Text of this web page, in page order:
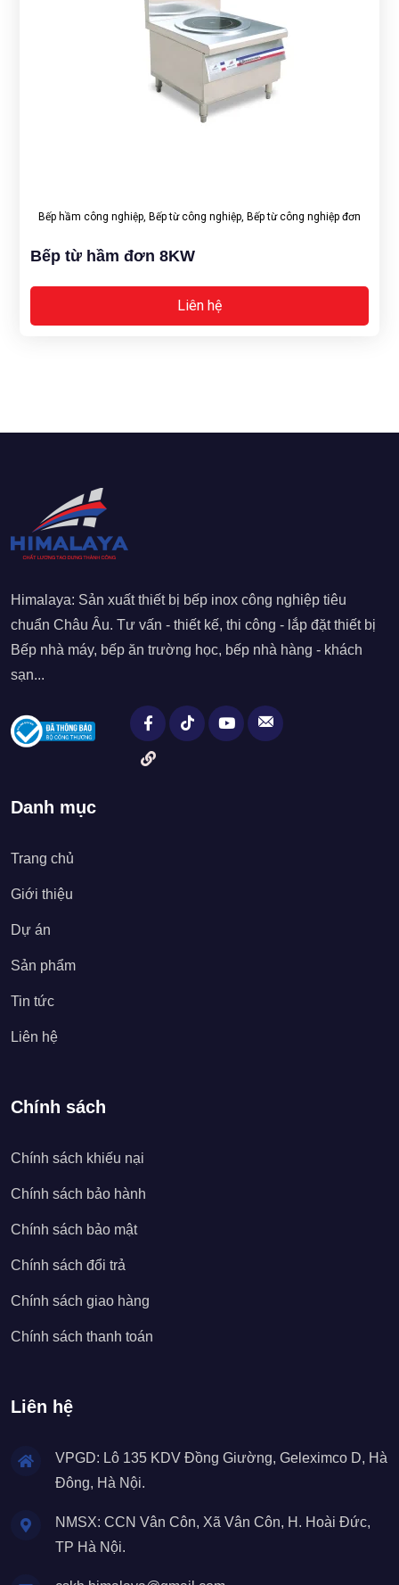
Bếp hầm công nghiệp, Bếp từ công nghiệp, Bếp từ công nghiệp đơn
Bếp từ hầm đơn 8KW
Liên hệ
Himalaya: Sản xuất thiết bị bếp inox công nghiệp tiêu
chuẩn Châu Âu. Tư vấn - thiết kế, thi công - lắp đặt thiết bị
Bếp nhà máy, bếp ăn trường học, bếp nhà hàng - khách
sạn...
Danh mục
Trang chủ
Giới thiệu
Dự án
Sản phẩm
Tin tức
Liên hệ
Chính sách
Chính sách khiếu nại
Chính sách bảo hành
Chính sách bảo mật
Chính sách đổi trả
Chính sách giao hàng
Chính sách thanh toán
Liên hệ
VPGD: Lô 135 KDV Đồng Giường, Geleximco D, Hà
Đông, Hà Nội.
NMSX: CCN Vân Côn, Xã Vân Côn, H. Hoài Đức,
TP Hà Nội.